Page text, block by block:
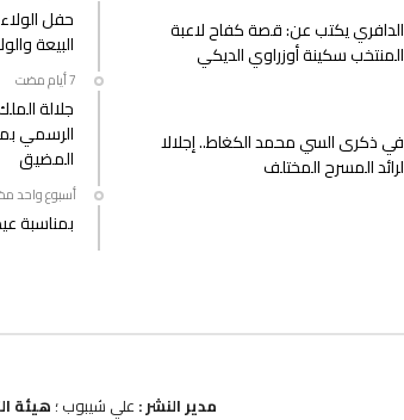
الدافري يكتب عن: قصة كفاح لاعبة
المنتخب سكينة أوزراوي الديكي
في ذكرى السي محمد الكغاط.. إجلالا
لرائد المسرح المختلف
حفل
البيعة
جلالة
المضيق
‫‫‫‏‫أسبوع واحد
بمناسبة
مدير النشر : علي شيبوب ؛ هيئة